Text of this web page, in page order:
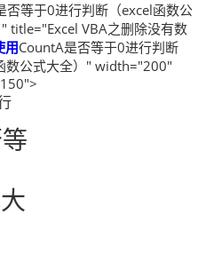
否等于0进行判断（excel函数公
title="Excel VBA之删除没有数
用CountA是否等于0进行判断
数公式大全）" width="200"